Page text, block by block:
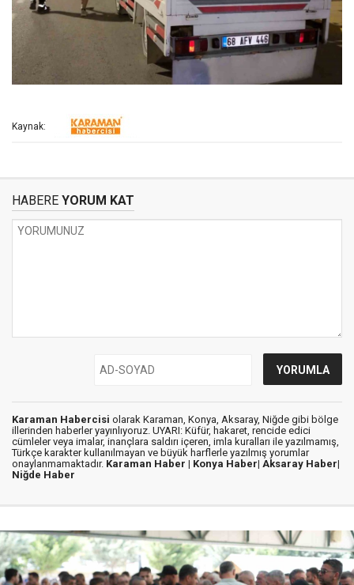
Kaynak:
HABERE YORUM KAT
Karaman Habercisi olarak Karaman, Konya, Aksaray, Niğde gibi bölge
illerinden haberler yayınlıyoruz. UYARI: Küfür, hakaret, rencide edici
cümleler veya imalar, inançlara saldırı içeren, imla kuralları ile yazılmamış,
Türkçe karakter kullanılmayan ve büyük harflerle yazılmış yorumlar
onaylanmamaktadır. Karaman Haber | Konya Haber| Aksaray Haber|
Niğde Haber